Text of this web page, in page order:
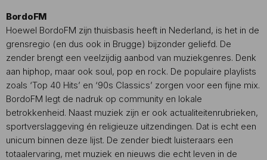
BordoFM
Hoewel BordoFM zijn thuisbasis heeft in Nederland, is het in de
grensregio (en dus ook in Brugge) bijzonder geliefd. De
zender brengt een veelzijdig aanbod van muziekgenres. Denk
aan hiphop, maar ook soul, pop en rock. De populaire playlists
zoals ‘Top 40 Hits’ en ‘90s Classics’ zorgen voor een fijne mix.
BordoFM legt de nadruk op community en lokale
betrokkenheid. Naast muziek zijn er ook actualiteitenrubrieken,
sportverslaggeving én religieuze uitzendingen. Dat is echt een
unicum binnen deze lijst. De zender biedt luisteraars een
totaalervaring, met muziek en nieuws die echt leven in de